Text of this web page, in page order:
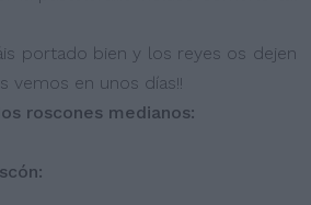
portado bien y los reyes os dejen
vemos en unos días!!
roscones medianos: